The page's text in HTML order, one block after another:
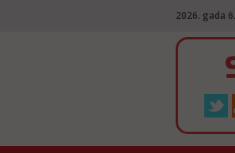
2026. gada